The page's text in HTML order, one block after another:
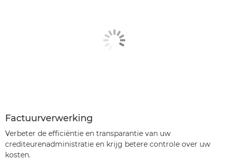
Factuurverwerking
Verbeter de efficiëntie en transparantie van uw
crediteurenadministratie en krijg betere controle over uw
kosten.